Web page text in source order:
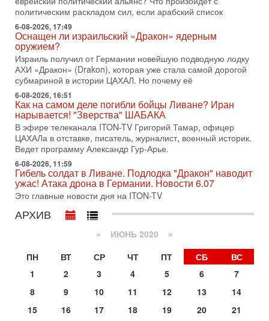
1-08-2026, 17:50
«Русский голос» Израиля: кто заберет его на этот
раз?
Голоса русскоязычных репатриантов не раз кардинально
меняли политический ландшафт Израиля. Достаточно
вспомнить взлет партии «Исраэль ба-алия», когда
31-07-2026, 17:00
Тайны закрытых дверей: о чём на самом деле
молчат Трамп и Нетаньяху?
Недавний визит премьер-министра Израиля Биньямина
Нетаньяху в США и его встреча с Дональдом Трампом
оставили больше вопросов, чем ответов. Полная
31-07-2026, 15:18
Иран готовит покушение на Нетаниягу! Трамп не
хочет эскалации, но КСИР готовит взрыв!
В эфире телеканала ITON-TV СЕРГЕЙ МИГДАЛЬ, эксперт
по вопросам безопасности, офицер запаса
Международного управления полиции Израиля, автор
31-07-2026, 09:02
Битва за разоружение ХАМАСа - НОВОСТИ
Сегодня президент США Дональд Трамп заявил о
достижении исторического соглашения о полном
разоружении ХАМАСа и других вооруженных группировок в
30-07-2026, 17:59
Иран доведет Трампа до крайних мер? Разбор и
оценка от военного обозревателя Давида Шарпа
политическим раскладом сил, если арабский список
6-08-2026, 17:49
Оснащен ли израильский «Дракон» ядерным
оружием?
Израиль получил от Германии новейшую подводную лодку
АХИ «Дракон» (Drakon), которая уже стала самой дорогой
субмариной в истории ЦАХАЛ. Но почему её
6-08-2026, 16:51
Как на самом деле погибли бойцы Ливане? Иран
нарывается! "Зверства" ШАБАКА
В эфире телеканала ITON-TV Григорий Тамар, офицер
ЦАХАЛа в отставке, писатель, журналист, военный историк.
Ведет программу Александр Гур-Арье.
6-08-2026, 11:59
Гибель солдат в Ливане. Подлодка "Дракон" наводит
ужас! Атака дрона в Германии. Новости 6.07
Это главные новости дня на ITON-TV
АРХИВ
« ИЮНЬ 2020 »
ПН
ВТ СР ЧТ ПТ СБ
ВС
1
2 3 4 5 6
7
8
9 10 11 12 13
14
15
16 17 18 19 20
21